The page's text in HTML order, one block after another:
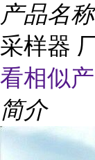
产品名称
采样器
看相似
简介